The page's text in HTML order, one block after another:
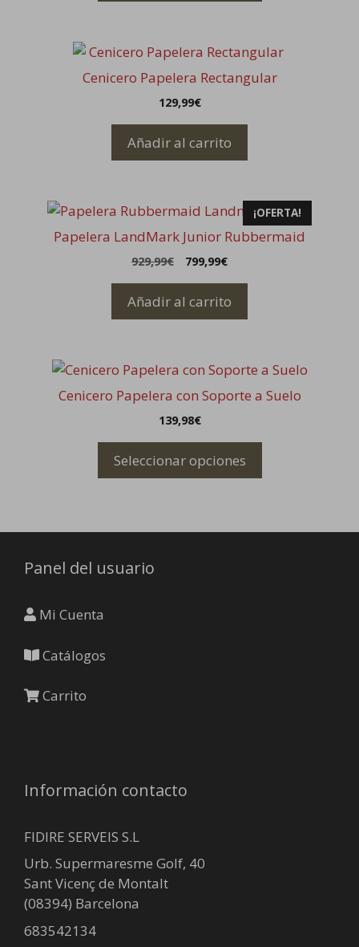
Cenicero Papelera Rectangular
129,99€
Añadir al carrito
¡OFERTA!
Papelera LandMark Junior Rubbermaid
929,99€
El
original
era:
799,99€El
es:
Añadir al carrito
Cenicero Papelera con Soporte a Suelo
139,98€
Seleccionar opciones
producto
pueden
en
página
producto
Panel del usuario
Mi Cuenta
Catálogos
Carrito
Información contacto
FIDIRE SERVEIS S.L
Urb. Supermaresme Golf, 40
Sant Vicenç de Montalt
(08394) Barcelona
683542134